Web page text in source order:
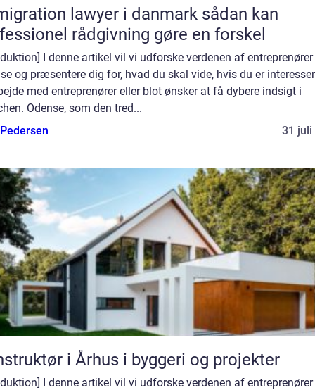
lawyer i danmark sådan kan
rådgivning gøre en forskel
I denne artikel vil vi udforske verdenen af
og præsentere dig for, hvad du skal vide, hvis du er
med entreprenører eller blot ønsker at få dybere indsigt i
Odense, som den tred...
31 juli
i Århus i byggeri og projekter
I denne artikel vil vi udforske verdenen af